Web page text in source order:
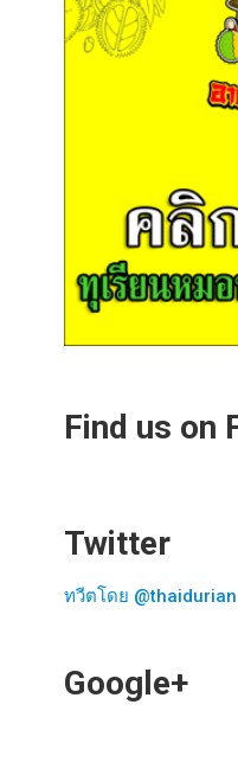
Find us on
Twitter
ทวีตโดย @thaidurian
Google+